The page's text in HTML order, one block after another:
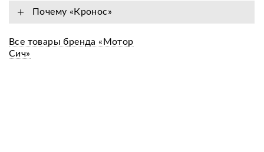
Почему «Кронос»
Все товары бренда «Мотор
Сич»